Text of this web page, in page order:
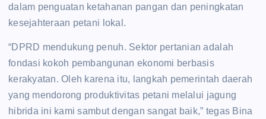
dalam penguatan ketahanan pangan dan peningkatan
kesejahteraan petani lokal.
“DPRD mendukung penuh. Sektor pertanian adalah
fondasi kokoh pembangunan ekonomi berbasis
kerakyatan. Oleh karena itu, langkah pemerintah daerah
yang mendorong produktivitas petani melalui jagung
hibrida ini kami sambut dengan sangat baik,” tegas Bina